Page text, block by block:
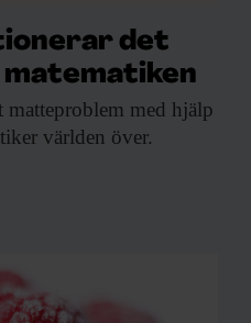
det
matteproblem med hjälp
världen över.